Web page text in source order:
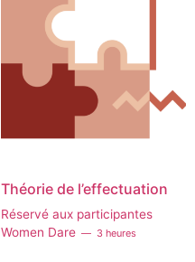
Théorie de l’effectuation
Réservé aux participantes
Women Dare
3 heures